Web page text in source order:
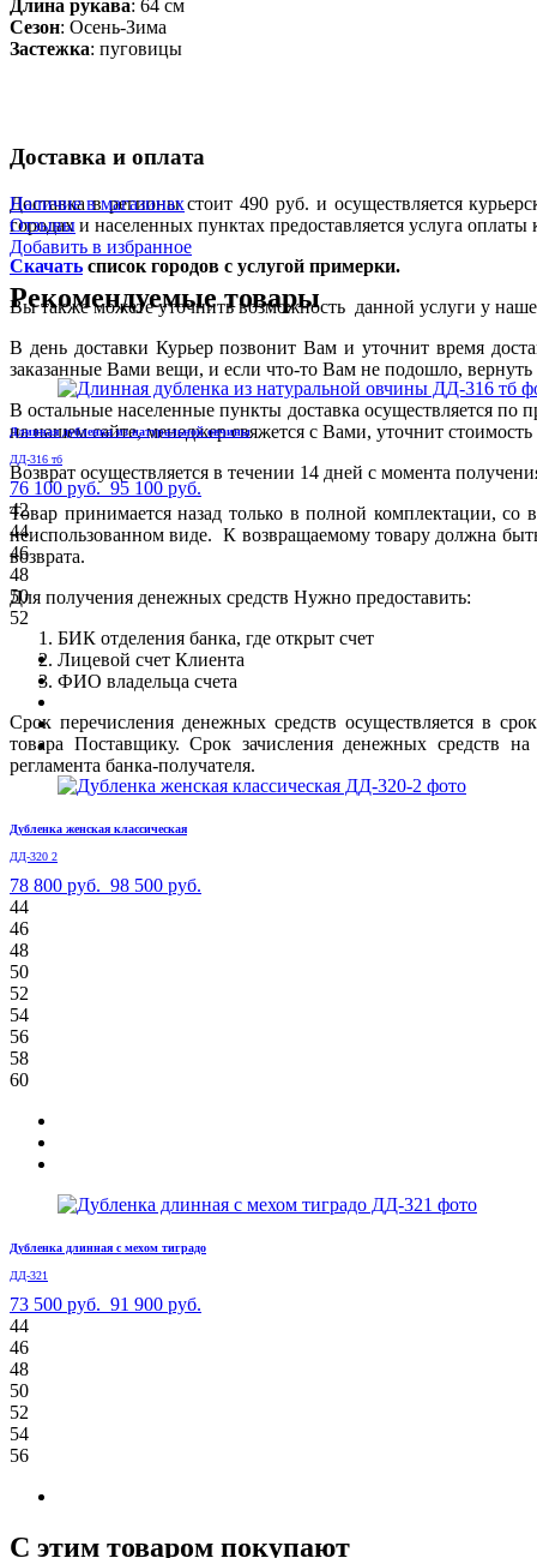
Длина рукава: 64 см
Сезон: Осень-Зима
Застежка: пуговицы
Доставка и оплата
Доставка в регионы стоит 490 руб. и осуществляется
городах и населенных пунктах предоставляется услуга
Скачать список городов с услугой примерки.
Вы также можете уточнить возможность данной услуги у
В день доставки Курьер позвонит Вам и уточнит время
заказанные Вами вещи, и если что-то Вам не подошло,
В остальные населенные пункты доставка осуществляется по
на нашем сайте, менеджер свяжется с Вами, уточнит
Возврат осуществляется в течении 14 дней с момента
Товар принимается назад только в полной комплектации,
неиспользованном виде. К возвращаемому товару должна
возврата.
Для получения денежных средств Нужно предоставить:
БИК отделения банка, где открыт счет
Лицевой счет Клиента
ФИО владельца счета
Срок перечисления денежных средств осуществляется в
товара Поставщику. Срок зачисления денежных средств
регламента банка-получателя.
Наличие в магазинах
Отзывы
Добавить в избранное
Рекомендуемые товары
Длинная дубленка из натуральной овчины
ДД-316 тб
76 100 руб. 95 100 руб.
42
44
46
48
50
52
Дубленка женская классическая
ДД-320 2
78 800 руб. 98 500 руб.
44
46
48
50
52
54
56
58
60
Дубленка длинная с мехом тиградо
ДД-321
73 500 руб. 91 900 руб.
44
46
48
50
52
54
56
С этим товаром покупают